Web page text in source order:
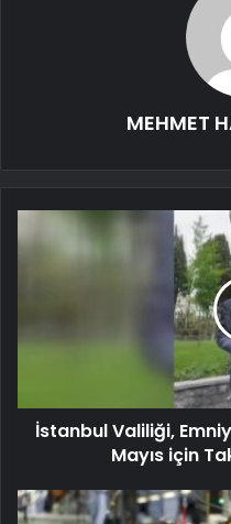
MEHMET
İstanbul Valiliği,
Mayıs için